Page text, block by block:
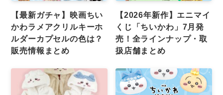
【最新ガチャ】映画ちい
かわラメアクリルキーホ
ルダーカプセルの色は？
販売情報まとめ
【2026年新作】エニマイ
くじ「ちいかわ」7月発
売！全ラインナップ・取
扱店舗まとめ